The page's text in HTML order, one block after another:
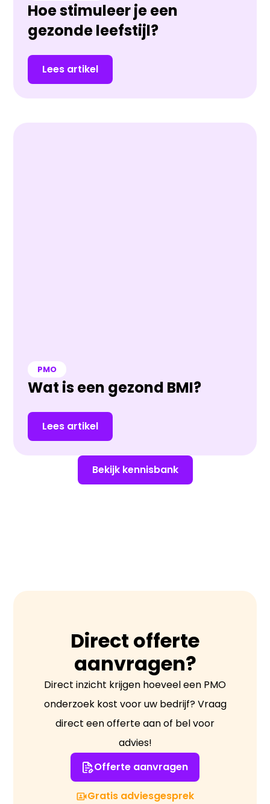
Hoe stimuleer je een
gezonde leefstijl?
Lees artikel
PMO
Wat is een gezond BMI?
Lees artikel
Bekijk kennisbank
Direct offerte
aanvragen?
Direct inzicht krijgen hoeveel een PMO
onderzoek kost voor uw bedrijf? Vraag
direct een offerte aan of bel voor
advies!
Offerte aanvragen
Gratis adviesgesprek